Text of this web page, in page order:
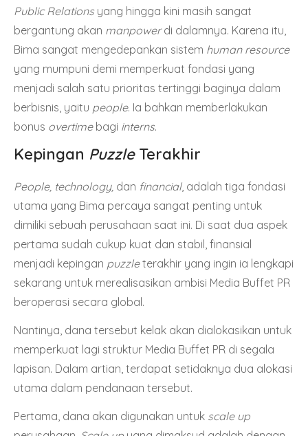
Public Relations yang hingga kini masih sangat
bergantung akan manpowerdi dalamnya. Karena itu,
Bima sangat mengedepankan sistem human resource
yang mumpuni demi memperkuat fondasi yang
menjadi salah satu prioritas tertinggi baginya dalam
berbisnis, yaitu people. Ia bahkan memberlakukan
bonus overtime bagi interns.
Kepingan Puzzle Terakhir
People, technology, dan financial, adalah tiga fondasi
utama yang Bima percaya sangat penting untuk
dimiliki sebuah perusahaan saat ini. Di saat dua aspek
pertama sudah cukup kuat dan stabil, finansial
menjadi kepingan puzzleterakhir yang ingin ia lengkapi
sekarang untuk merealisasikan ambisi Media Buffet PR
beroperasi secara global.
Nantinya, dana tersebut kelak akan dialokasikan untuk
memperkuat lagi struktur Media Buffet PR di segala
lapisan. Dalam artian, terdapat setidaknya dua alokasi
utama dalam pendanaan tersebut.
Pertama, dana akan digunakan untuk scale up